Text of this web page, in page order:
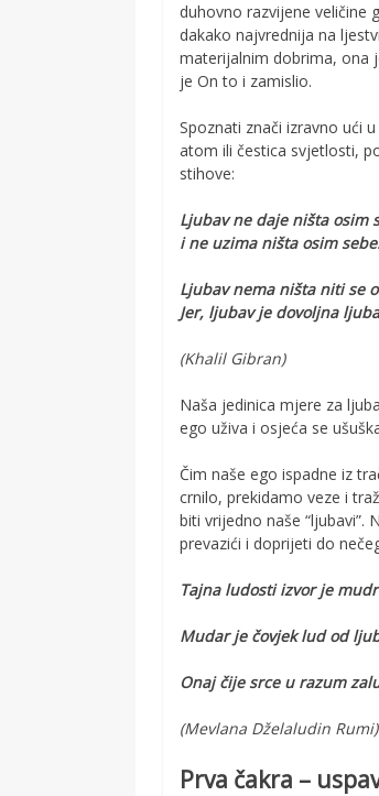
duhovno razvijene
dakako najvrednija na
materijalnim dobrima, ona
je On to i zamislio.
Spoznati znači izravno ući
atom ili čestica svjetlosti,
stihove:
Ljubav ne daje ništa osim
i ne uzima ništa osim
Ljubav nema ništa niti se
Jer, ljubav je dovoljna
(Khalil Gibran)
Naša jedinica mjere za
ego uživa i osjeća se
Čim naše ego ispadne iz
crnilo, prekidamo veze i
biti vrijedno naše “ljubavi”.
prevazići i doprijeti do
Tajna ludosti izvor je
Mudar je čovjek lud od
Onaj čije srce u razum
(Mevlana Dželaludin Rumi)
Prva čakra –